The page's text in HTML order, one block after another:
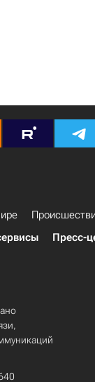
Пресс-